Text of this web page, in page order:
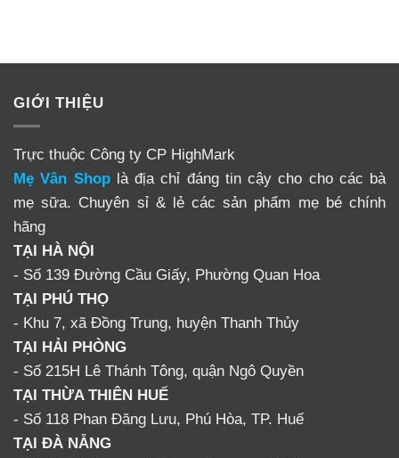
GIỚI THIỆU
Trực thuộc Công ty CP HighMark
Mẹ Vân Shoplà địa chỉ đáng tin cậy cho cho các bà
mẹ sữa. Chuyên sỉ & lẻ các sản phẩm mẹ bé chính
hãng
TẠI HÀ NỘI
- Số 139 Đường Cầu Giấy, Phường Quan Hoa
TẠI PHÚ THỌ
- Khu 7, xã Đồng Trung, huyện Thanh Thủy
TẠI HẢI PHÒNG
- Số 215H Lê Thánh Tông, quận Ngô Quyền
TẠI THỪA THIÊN HUẾ
- Số 118 Phan Đăng Lưu, Phú Hòa, TP. Huế
TẠI ĐÀ NẴNG